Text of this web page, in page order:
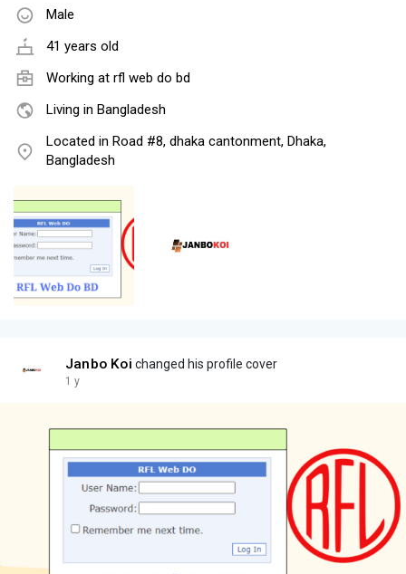
Male
41 years old
Working at rfl web do bd
Living in Bangladesh
Located in Road #8, dhaka cantonment, Dhaka,
Bangladesh
Janbo Koi changed his profile cover
1 y